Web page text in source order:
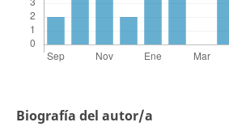
Biografía del autor/a